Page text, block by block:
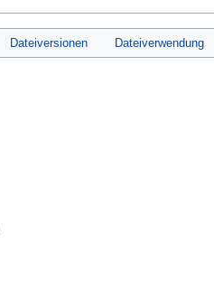
Dateiversionen Dateiverwendung